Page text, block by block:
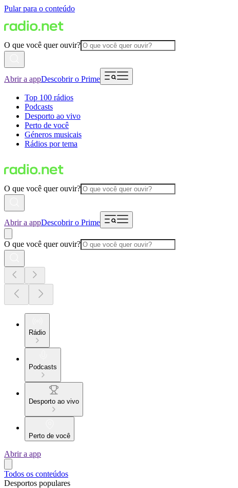
Pular para o conteúdo
O que você quer ouvir?
Abrir a appDescobrir o Prime
Top 100 rádios
Podcasts
Desporto ao vivo
Perto de você
Géneros musicais
Rádios por tema
O que você quer ouvir?
Abrir a appDescobrir o Prime
O que você quer ouvir?
Rádio
Podcasts
Desporto ao vivo
Perto de você
Abrir a app
Todos os conteúdos
Desportos populares